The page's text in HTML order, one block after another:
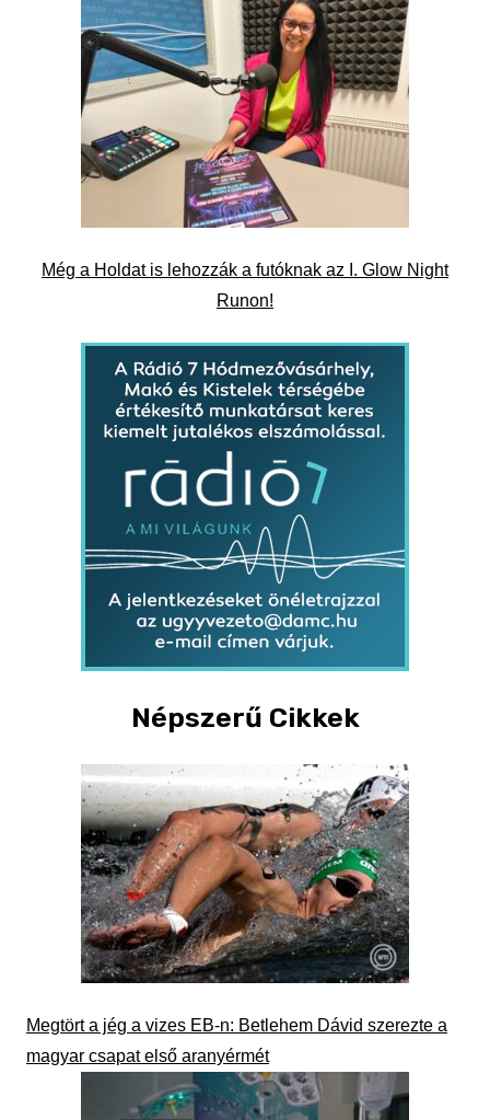
Még a Holdat is lehozzák a futóknak az I. Glow Night
Runon!
Népszerű Cikkek
Megtört a jég a vizes EB-n: Betlehem Dávid szerezte a
magyar csapat első aranyérmét